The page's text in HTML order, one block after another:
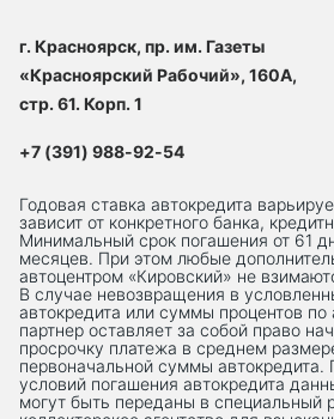
г. Красноярск, пр. им. Газеты
«Красноярский Рабочий», 160А,
стр. 61. Корп. 1
+7 (391) 988-92-54
Годовая ставка автокредита
зависит от конкретного банка,
Минимальный срок погашения от 61
месяцев. При этом любые
автоцентром «Кировский» не
В случае невозвращения в
автокредита или суммы процентов по
партнер оставляет за собой право
просрочку платежа в среднем
первоначальной суммы
условий погашения автокредита
могут быть переданы в специальный